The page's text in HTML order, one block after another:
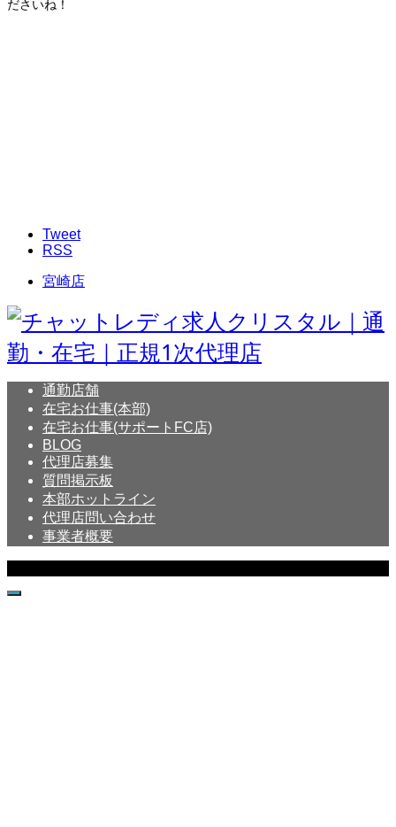
ださいね！
Tweet
RSS
宮崎店
通勤店舗
在宅お仕事(本部)
在宅お仕事(サポートFC店)
BLOG
代理店募集
質問掲示板
本部ホットライン
代理店問い合わせ
事業者概要